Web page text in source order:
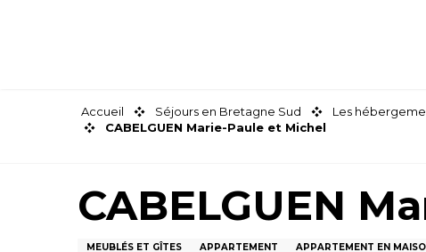
Accueil Séjours en Bretagne Sud Les
CABELGUEN Marie-Paule et Michel
CABELGUEN
MEUBLÉS ET GÎTES APPARTEMENT APPARTEMENT EN